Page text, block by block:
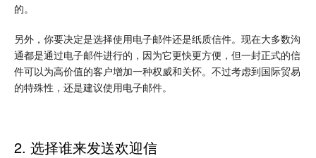
的。
另外，你要决定是选择使用电子邮件还是纸质信件。现在大多数沟
通都是通过电子邮件进行的，因为它更快更方便，但一封正式的信
件可以为高价值的客户增加一种权威和关怀。不过考虑到国际贸易
的特殊性，还是建议使用电子邮件。
2. 选择谁来发送欢迎信